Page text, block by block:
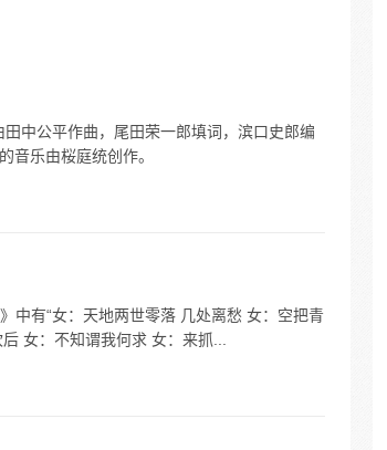
中公平作曲，尾田荣一郎填词，滨口史郎编
音乐由桜庭统创作。
中有“女：天地两世零落 几处离愁 女：空把青
女：不知谓我何求 女：来抓...